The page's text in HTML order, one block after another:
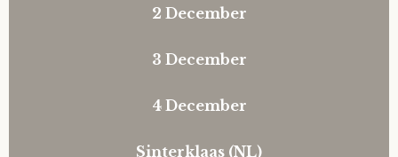
2 December
Heropen deze modal
3 December
Heropen deze modal
4 December
Heropen deze modal
Sinterklaas (NL)
Heropen deze modal